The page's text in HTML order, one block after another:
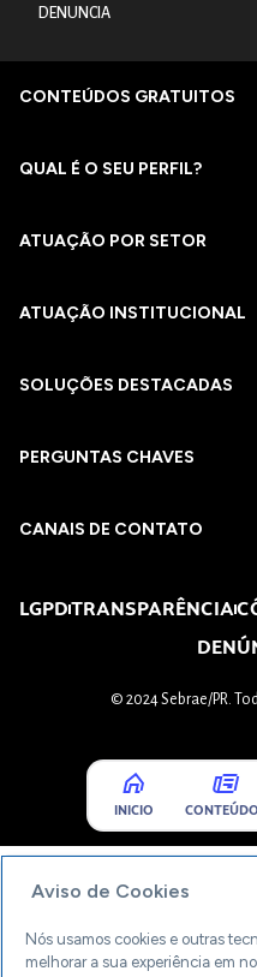
DENUNCIA
CONTEÚDOS GRATUITOS
QUAL É O SEU PERFIL?
ATUAÇÃO POR SETOR
ATUAÇÃO INSTITUCIONAL
SOLUÇÕES DESTACADAS
PERGUNTAS CHAVES​
CANAIS DE CONTATO
LGPDTRANSPARÊNCIA
© 2024 Sebrae/PR.
INICIO
Aviso de Cookies
Nós usamos cookies e outras
melhorar a sua experiência em